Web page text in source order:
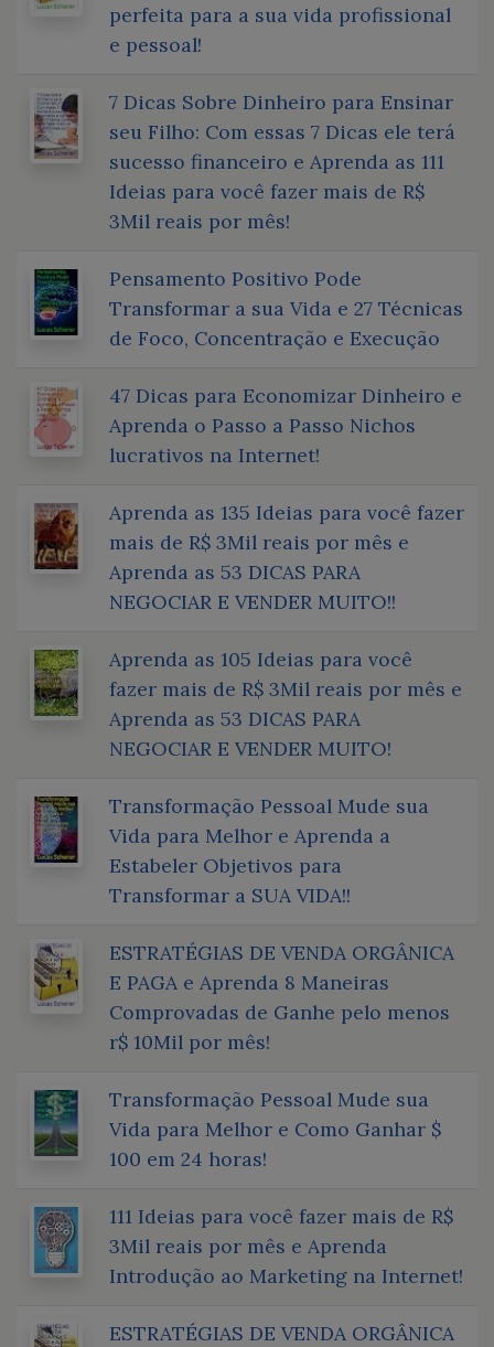
perfeita para a sua vida profissional
e pessoal!
7 Dicas Sobre Dinheiro para Ensinar
seu Filho: Com essas 7 Dicas ele terá
sucesso financeiro e Aprenda as 111
Ideias para você fazer mais de R$
3Mil reais por mês!
Pensamento Positivo Pode
Transformar a sua Vida e 27 Técnicas
de Foco, Concentração e Execução
47 Dicas para Economizar Dinheiro e
Aprenda o Passo a Passo Nichos
lucrativos na Internet!
Aprenda as 135 Ideias para você fazer
mais de R$ 3Mil reais por mês e
Aprenda as 53 DICAS PARA
NEGOCIAR E VENDER MUITO!!
Aprenda as 105 Ideias para você
fazer mais de R$ 3Mil reais por mês e
Aprenda as 53 DICAS PARA
NEGOCIAR E VENDER MUITO!
Transformação Pessoal Mude sua
Vida para Melhor e Aprenda a
Estabeler Objetivos para
Transformar a SUA VIDA!!
ESTRATÉGIAS DE VENDA ORGÂNICA
E PAGA e Aprenda 8 Maneiras
Comprovadas de Ganhe pelo menos
r$ 10Mil por mês!
Transformação Pessoal Mude sua
Vida para Melhor e Como Ganhar $
100 em 24 horas!
111 Ideias para você fazer mais de R$
3Mil reais por mês e Aprenda
Introdução ao Marketing na Internet!
ESTRATÉGIAS DE VENDA ORGÂNICA